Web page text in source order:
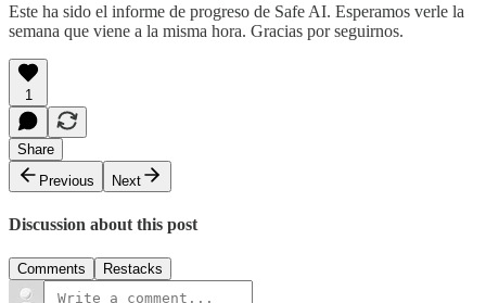
Este ha sido el informe de progreso de Safe AI. Esperamos verle la
semana que viene a la misma hora. Gracias por seguirnos.
1
Share
Previous
Next
Discussion about this post
Comments Restacks